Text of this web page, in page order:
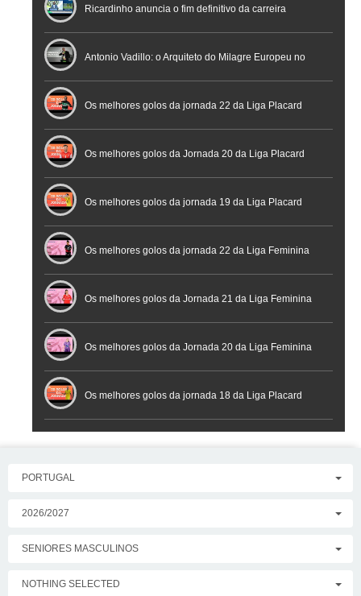
Nacional de Arbitragem
Ricardinho anuncia o fim definitivo da carreira
profissional em conferência histórica na Cidade do
Futebol
Antonio Vadillo: o Arquiteto do Milagre Europeu no
Futsal | Documentário
Os melhores golos da jornada 22 da Liga Placard
Os melhores golos da Jornada 20 da Liga Placard
Futsal
Os melhores golos da jornada 19 da Liga Placard
Os melhores golos da jornada 22 da Liga Feminina
Placard
Os melhores golos da Jornada 21 da Liga Feminina
Placard
Os melhores golos da Jornada 20 da Liga Feminina
Placard
Os melhores golos da jornada 18 da Liga Placard
PORTUGAL
2026/2027
SENIORES MASCULINOS
NOTHING SELECTED